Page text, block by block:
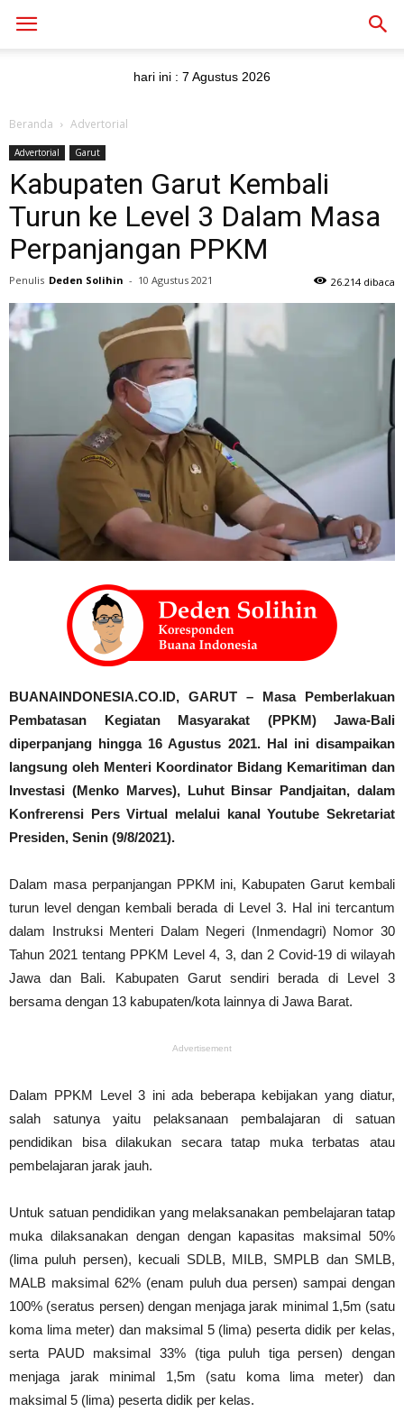
hari ini : 7 Agustus 2026
Beranda Advertorial
Advertorial Garut
Kabupaten Garut Kembali
Turun ke Level 3 Dalam Masa
Perpanjangan PPKM
Penulis Deden Solihin - 10 Agustus 2021 26.214 dibaca
BUANAINDONESIA.CO.ID, GARUT – Masa Pemberlakuan
Pembatasan Kegiatan Masyarakat (PPKM) Jawa-Bali
diperpanjang hingga 16 Agustus 2021. Hal ini disampaikan
langsung oleh Menteri Koordinator Bidang Kemaritiman dan
Investasi (Menko Marves), Luhut Binsar Pandjaitan, dalam
Konfrerensi Pers Virtual melalui kanal Youtube Sekretariat
Presiden, Senin (9/8/2021).
Dalam masa perpanjangan PPKM ini, Kabupaten Garut kembali
turun level dengan kembali berada di Level 3. Hal ini tercantum
dalam Instruksi Menteri Dalam Negeri (Inmendagri) Nomor 30
Tahun 2021 tentang PPKM Level 4, 3, dan 2 Covid-19 di wilayah
Jawa dan Bali. Kabupaten Garut sendiri berada di Level 3
bersama dengan 13 kabupaten/kota lainnya di Jawa Barat.
Advertisement
Dalam PPKM Level 3 ini ada beberapa kebijakan yang diatur,
salah satunya yaitu pelaksanaan pembalajaran di satuan
pendidikan bisa dilakukan secara tatap muka terbatas atau
pembelajaran jarak jauh.
Untuk satuan pendidikan yang melaksanakan pembelajaran tatap
muka dilaksanakan dengan dengan kapasitas maksimal 50%
(lima puluh persen), kecuali SDLB, MILB, SMPLB dan SMLB,
MALB maksimal 62% (enam puluh dua persen) sampai dengan
100% (seratus persen) dengan menjaga jarak minimal 1,5m (satu
koma lima meter) dan maksimal 5 (lima) peserta didik per kelas,
serta PAUD maksimal 33% (tiga puluh tiga persen) dengan
menjaga jarak minimal 1,5m (satu koma lima meter) dan
maksimal 5 (lima) peserta didik per kelas.